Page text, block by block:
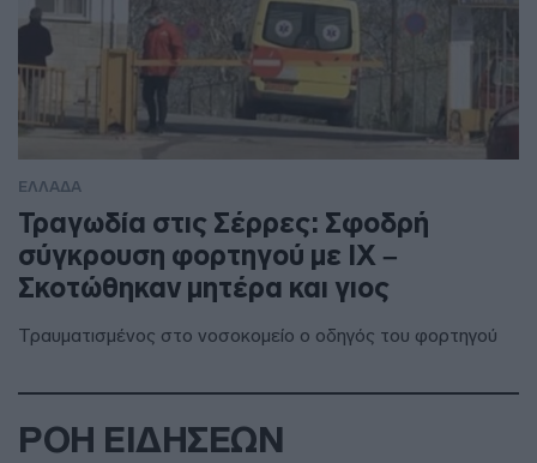
ΕΛΛΑΔΑ
Τραγωδία στις Σέρρες: Σφοδρή
σύγκρουση φορτηγού με ΙΧ –
Σκοτώθηκαν μητέρα και γιος
Τραυματισμένος στο νοσοκομείο ο οδηγός του φορτηγού
ΡΟΗ ΕΙΔΗΣΕΩΝ